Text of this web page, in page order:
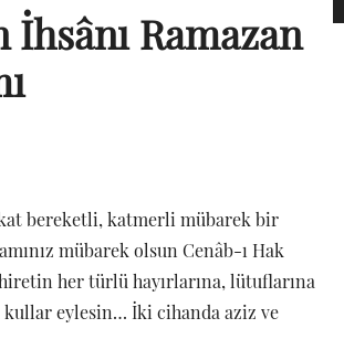
İhsânı Ramazan
bereketli, katmerli mübarek bir
mübarek olsun Cenâb-ı Hak
her türlü hayırlarına, lütuflarına
eylesin… İki cihanda aziz ve